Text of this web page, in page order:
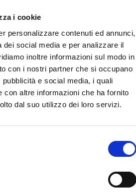
i cookie
personalizzare contenuti ed annunci,
dei social media e per analizzare il
inoltre informazioni sul modo in
con i nostri partner che si occupano
e social media, i quali
con altre informazioni che ha fornito
dal suo utilizzo dei loro servizi.
da aprile a ottobre
vista sui prati, un
o quello che vuoi tu.
venerdì e sabato
8 MAGGIO
PER BAMBINI dalle
IL TAVOLINO CON I